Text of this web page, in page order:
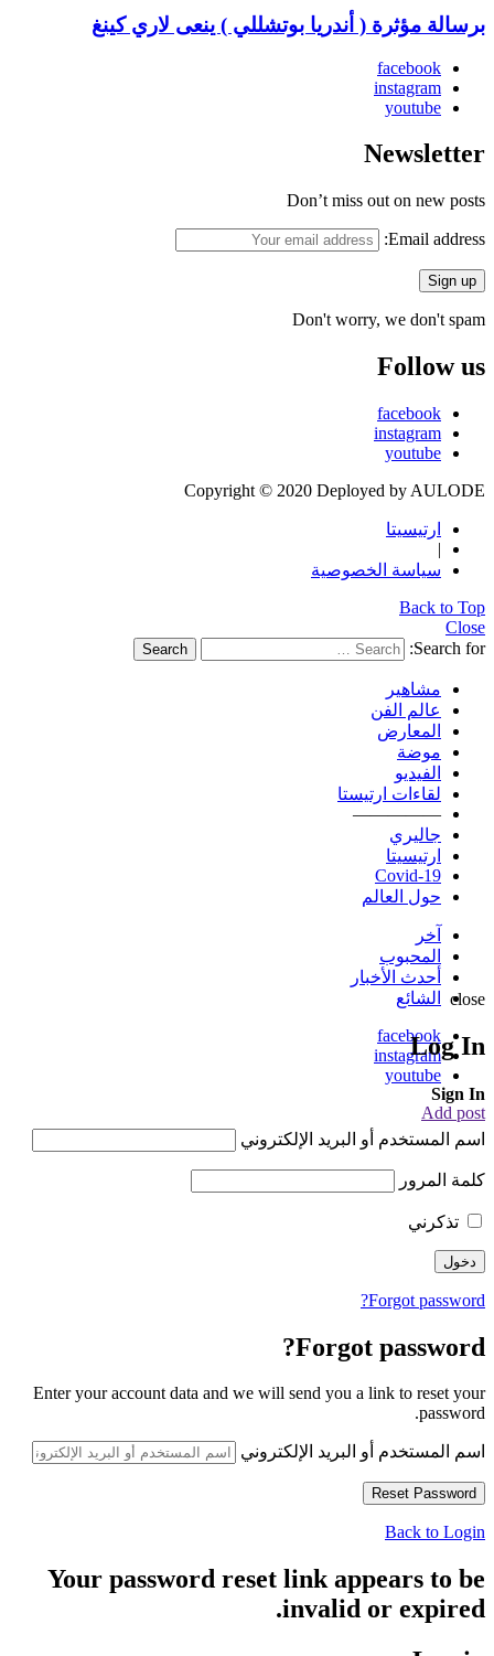
برسالة مؤثرة ( أندريا بوتشللي ) ينعى لاري كينغ
facebook
instagram
youtube
Newsletter
Don’t miss out on new posts
Email address:
Don't worry, we don't spam
Follow us
facebook
instagram
youtube
Copyright © 2020 Deployed by AULODE
ارتيسيتا
|
سياسة الخصوصية
Back to Top
Close
Search for:
Search
مشاهير
عالم الفن
المعارض
موضة
الفيديو
لقاءات ارتيستا
—————
جاليري
ارتيسيتا
Covid-19
حول العالم
آخر
المحبوب
أحدث الأخبار
الشائع
facebook
instagram
youtube
Add post
close
Log In
Sign In
اسم المستخدم أو البريد الإلكتروني
كلمة المرور
تذكرني
Forgot password?
Forgot password?
Enter your account data and we will send you a link to reset your
password.
اسم المستخدم أو البريد الإلكتروني
Back to Login
Your password reset link appears to be
invalid or expired.